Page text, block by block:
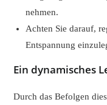
nehmen.
Achten Sie darauf,
Entspannung
Ein dynamisches
Durch das Befolgen